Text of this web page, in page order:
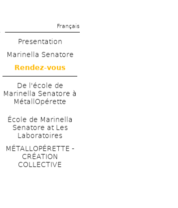
Français
Presentation
Marinella Senatore
Rendez-vous
De l'école de
Marinella Senatore à
MétallOpérette
École de Marinella
Senatore at Les
Laboratoires
MÉTALLOPÉRETTE -
CRÉATION
COLLECTIVE